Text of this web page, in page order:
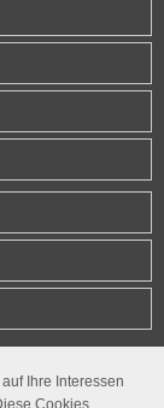
Ihre Interessen
Cookies